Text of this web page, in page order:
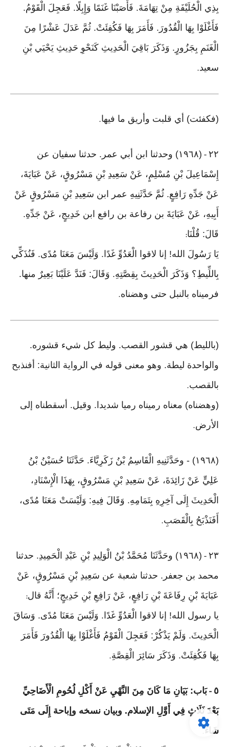
بِذِي الْحُلَيْفَةِ مِنْ تِهَامَةَ. فَأَصَبْنَا غَنَمًا وَإِبِلًا. فَعَجِلَ الْقَوْمُ.
فَأَغْلَوْا بِهَا الْقُدُورَ. فَأَمَرَ بِهَا فَكُفِئَتْ. ثُمَّ عَدَلَ عَشْرًا مِنَ
الْغَنَمِ بِجَزُورٍ. وَذَكَرَ بَاقِيَ الْحَدِيثِ كَنَحْوِ حَدِيثِ يَحْيَي بْنِ
سعيد.
(فكفئت) أي قلبت وأريق ما فيها.
٢٢ -
(١٩٦٨) وحدثنا ابن أبي عمر. حدثنا سفيان عن
إِسْمَاعِيلَ بْنِ مُسْلِمٍ، عَنْ سَعِيدِ بْنِ مَسْرُوقٍ، عَنْ عَبَايَةَ،
عَنْ جَدِّهِ رَافِعٍ. ثُمَّ حَدَّثَنِيهِ عمر ابن سَعِيدِ بْنِ مَسْرُوقٍ عَنْ
أَبِيهِ، عَنْ عَبَايَةَ بن رفاعة بن رافع ابن خَدِيجٍ، عَنْ جَدِّهِ.
قَالَ: قُلْنَا:
يَا رَسُولَ الله! إنا لاقوا الْعَدُوِّ غَدًا. وَلَيْسَ مَعَنَا مُدًى. فَنُذَكِّي
بِاللِّيطِ؟ وَذَكَرَ الْحَدِيثَ بِقِصَّتِهِ. وَقَالَ: فَنَدَّ عَلَيْنَا بَعِيرٌ منها.
فرميناه بالنبل حتى وهضناه.
(بالليط) هي قشور القصب. وليط كل شيء قشوره.
والواحدة ليطة. وهو معنى قوله في الرواية الثانية: أفنذبح
بالقصب.
(وهضناه) معناه رميناه رميا شديدا. وقيل. أسقطناه إلى
الأرض.
(١٩٦٨) - وحَدَّثَنِيهِ الْقَاسِمُ بْنُ زَكَرِيَّاءَ. حَدَّثَنَا حُسَيْنُ بْنُ
عَلِيٍّ عَنْ زَائِدَةَ، عَنْ سَعِيدِ بْنِ مَسْرُوقٍ، بِهَذَا الْإِسْنَادِ،
الْحَدِيثَ إِلَى آخِرِهِ بِتَمَامِهِ. وَقَالَ فِيهِ: وَلَيْسَتْ مَعَنَا مُدًى،
أَفَنَذْبَحُ بِالْقَصَبِ.
٢٣ -
(١٩٦٨) وحَدَّثَنَا مُحَمَّدُ بْنُ الْوَلِيدِ بْنِ عَبْدِ الْحَمِيدِ. حدثنا
محمد بن جعفر. حدثنا شعبة عن سَعِيدِ بْنِ مَسْرُوقٍ، عَنْ
عَبَايَةَ بْنِ رِفَاعَةَ بْنِ رَافِعٍ، عَنْ رَافِعِ بْنِ خَدِيجٍ؛ أَنَّهُ قال:
يا رسول الله! إنا لاقوا الْعَدُوِّ غَدًا. وَلَيْسَ مَعَنَا مُدًى. وَسَاقَ
الْحَدِيثَ. وَلَمْ يَذْكُرْ: فَعَجِلَ الْقَوْمُ فَأَغْلَوْا بِهَا الْقُدُورَ فَأَمَرَ
بِهَا فَكُفِئَتْ. وَذَكَرَ سَائِرَ الْقِصَّةِ.
٥ -بَاب: بَيَانِ مَا كَانَ مِنَ النَّهْيِ عَنْ أَكْلِ لُحُومِ الْأَضَاحِيِّ
بَعْدَ ثَلَاثٍ فِي أَوَّلِ الإسلام. وبيان نسخه وإباحة إِلَى مَتَى
شَاءَ